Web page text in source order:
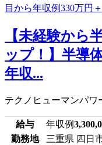
【未経験から
ップ！】半導
年収...
テクノヒューマンパワ
給与 年収例
勤務地
三重県 四日